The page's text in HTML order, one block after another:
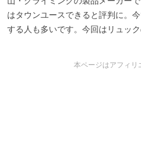
はタウンユースできると評判に。
する人も多いです。今回はリュッ
本ページはアフィリ